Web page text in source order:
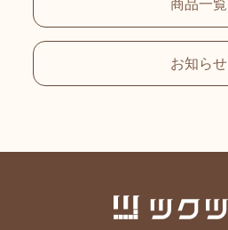
商品一覧
お知らせ